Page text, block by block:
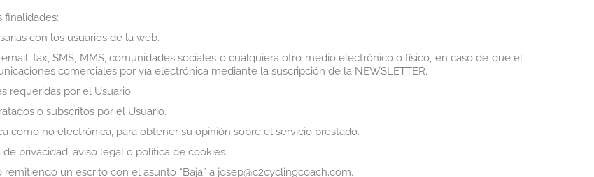
finalidades:
con los usuarios de la web.
fax, SMS, MMS, comunidades sociales o cualquiera otro medio electrónico o físico, en caso de que el
comerciales por vía electrónica mediante la suscripción de la NEWSLETTER.
requeridas por el Usuario.
o subscritos por el Usuario.
como no electrónica, para obtener su opinión sobre el servicio prestado.
privacidad, aviso legal o política de cookies.
un escrito con el asunto “Baja” a josep@c2cyclingcoach.com.